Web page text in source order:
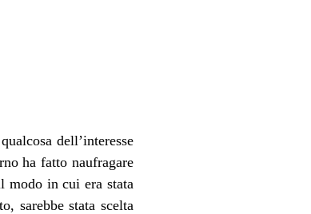
dell’interesse
ha fatto naufragare
modo in cui era stata
sarebbe stata scelta